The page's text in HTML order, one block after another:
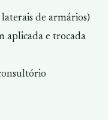
de armários)
aplicada e trocada